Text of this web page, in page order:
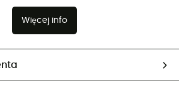
Więcej info